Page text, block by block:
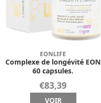
EONLIFE
Complexe de longévité EON
60 capsules.
€83,39
VOIR